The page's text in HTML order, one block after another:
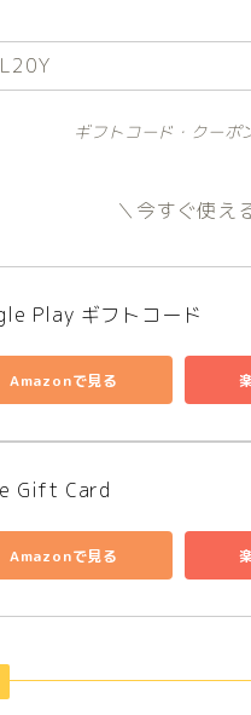
ギフトコード・クーポ
＼今すぐ使え
Play ギフトコード
Amazonで見る
Gift Card
Amazonで見る